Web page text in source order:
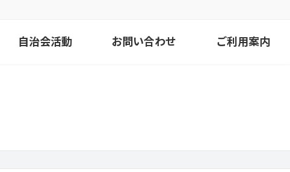
自治会活動 お問い合わせ ご利用案内